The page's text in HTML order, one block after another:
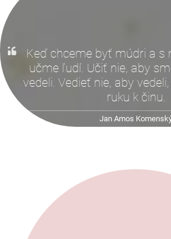
Keď chceme byť múdri a s
učme ľudí. Učiť nie, aby
vedeli. Vedieť nie, aby
ruku k činu.
Jan Amos